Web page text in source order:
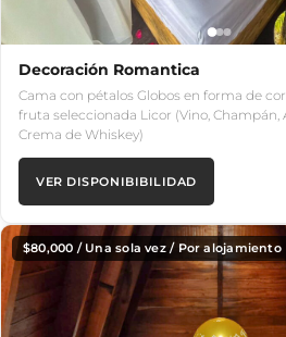
Decoración Romantica
Cama con pétalos Globos en forma de
fruta seleccionada Licor (Vino, Champán,
Crema de Whiskey)
VER DISPONIBIBILIDAD
$80,000 / Una sola vez / Por alojamiento